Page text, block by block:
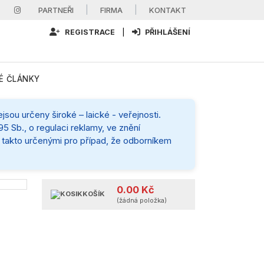
PARTNEŘI FIRMA KONTAKT
REGISTRACE PŘIHLÁŠENÍ
ČLÁNKY
určeny široké – laické - veřejnosti.
Sb., o regulaci reklamy, ve znění
určenými pro případ, že odborníkem
KOŠÍK 0.00 Kč
(žádná položka)